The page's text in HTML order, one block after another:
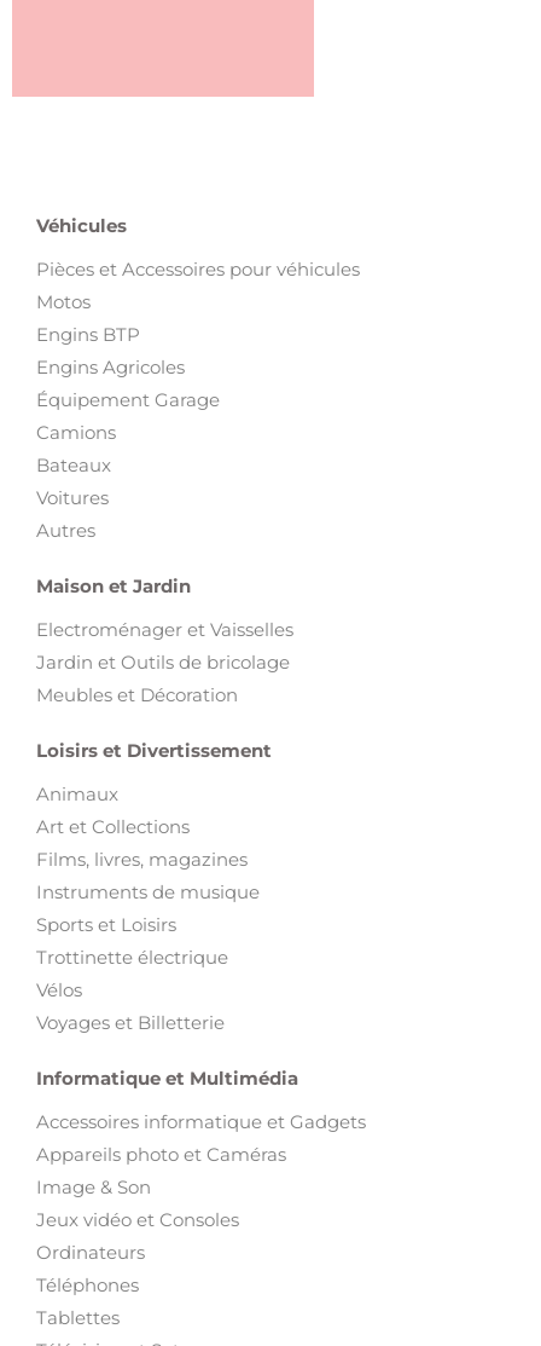
Véhicules
Pièces et Accessoires pour véhicules
Motos
Engins BTP
Engins Agricoles
Équipement Garage
Camions
Bateaux
Voitures
Autres
Maison et Jardin
Electroménager et Vaisselles
Jardin et Outils de bricolage
Meubles et Décoration
Loisirs et Divertissement
Animaux
Art et Collections
Films, livres, magazines
Instruments de musique
Sports et Loisirs
Trottinette électrique
Vélos
Voyages et Billetterie
Informatique et Multimédia
Accessoires informatique et Gadgets
Appareils photo et Caméras
Image & Son
Jeux vidéo et Consoles
Ordinateurs
Téléphones
Tablettes